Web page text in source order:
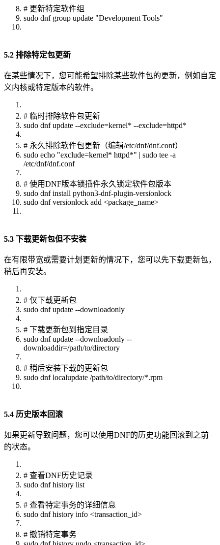
# 更新特定软件组
sudo dnf group update "Development Tools"
5.2 排除特定包更新
在某些情况下，您可能希望排除某些软件包的更新，例如自定
义内核或特定版本的软件。
# 临时排除软件包更新
sudo dnf update --exclude=kernel* --exclude=httpd*
# 永久排除软件包更新（编辑/etc/dnf/dnf.conf）
sudo echo "exclude=kernel* httpd*" | sudo tee -a
/etc/dnf/dnf.conf
# 使用DNF版本锁插件永久锁定软件包版本
sudo dnf install python3-dnf-plugin-versionlock
sudo dnf versionlock add <package_name>
5.3 下载更新包但不安装
在有限带宽或需要计划更新的情况下，您可以先下载更新包，
稍后再安装。
# 仅下载更新包
sudo dnf update --downloadonly
# 下载更新包到指定目录
sudo dnf update --downloadonly --
downloaddir=/path/to/directory
# 稍后安装下载的更新包
sudo dnf localupdate /path/to/directory/*.rpm
5.4 历史版本回滚
如果更新导致问题，您可以使用DNF的历史功能回滚到之前
的状态。
# 查看DNF历史记录
sudo dnf history list
# 查看特定事务的详细信息
sudo dnf history info <transaction_id>
# 撤销特定事务